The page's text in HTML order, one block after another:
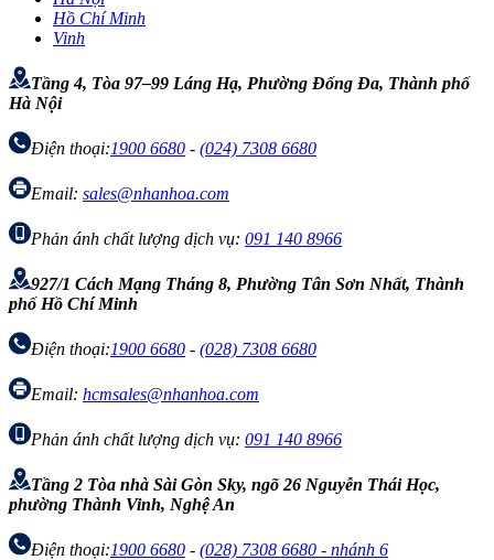
Hồ Chí Minh
Vinh
Tầng 4, Tòa 97–99 Láng Hạ, Phường Đống Đa, Thành phố
Hà Nội
Điện thoại:1900 6680 - (024) 7308 6680
Email: sales@nhanhoa.com
Phản ánh chất lượng dịch vụ: 091 140 8966
927/1 Cách Mạng Tháng 8, Phường Tân Sơn Nhất, Thành
phố Hồ Chí Minh
Điện thoại:1900 6680 - (028) 7308 6680
Email: hcmsales@nhanhoa.com
Phản ánh chất lượng dịch vụ: 091 140 8966
Tầng 2 Tòa nhà Sài Gòn Sky, ngõ 26 Nguyễn Thái Học,
phường Thành Vinh, Nghệ An
Điện thoại:1900 6680 - (028) 7308 6680 - nhánh 6